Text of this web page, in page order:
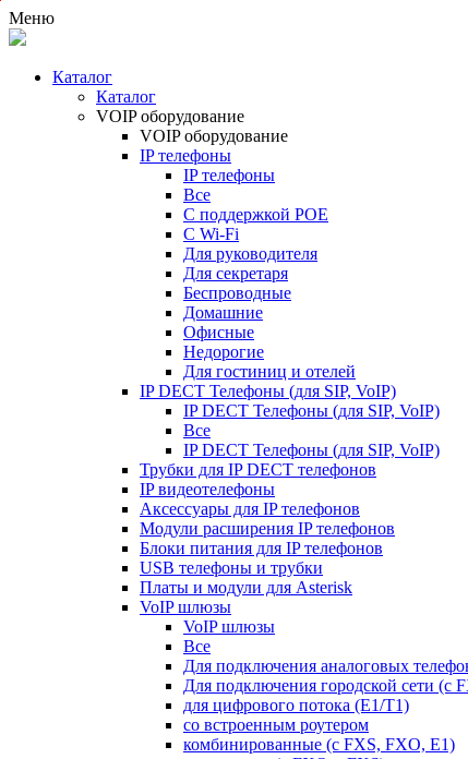
Меню
Каталог
Каталог
VOIP оборудование
VOIP оборудование
IP телефоны
IP телефоны
Все
С поддержкой POE
C Wi-Fi
Для руководителя
Для секретаря
Беспроводные
Домашние
Офисные
Недорогие
Для гостиниц и отелей
IP DECT Телефоны (для SIP, VoIP)
IP DECT Телефоны (для SIP, VoIP)
Все
IP DECT Телефоны (для SIP, VoIP)
Трубки для IP DECT телефонов
IP видеотелефоны
Аксессуары для IP телефонов
Модули расширения IP телефонов
Блоки питания для IP телефонов
USB телефоны и трубки
Платы и модули для Asterisk
VoIP шлюзы
VoIP шлюзы
Все
Для подключения аналоговых
Для подключения городской сети (с
для цифрового потока (E1/T1)
со встроенным роутером
комбинированные (c FXS, FXO, E1)
F
X
O